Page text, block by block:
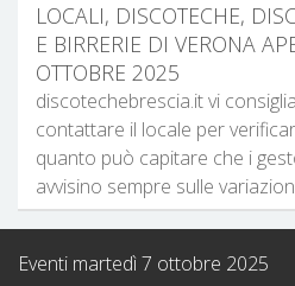
LOCALI, DISCOTECHE,
E BIRRERIE DI VERONA
OTTOBRE 2025
discotechebrescia.it vi
contattare il locale per
quanto può capitare che i
avvisino sempre sulle
Eventi martedì 7 ottobre 2025